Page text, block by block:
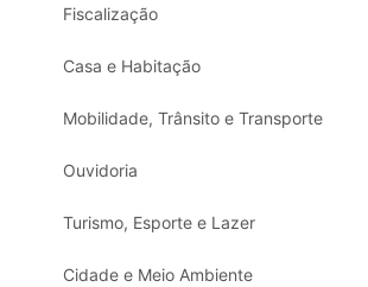
Fiscalização
Casa e Habitação
Mobilidade, Trânsito e Transporte
Ouvidoria
Turismo, Esporte e Lazer
Cidade e Meio Ambiente